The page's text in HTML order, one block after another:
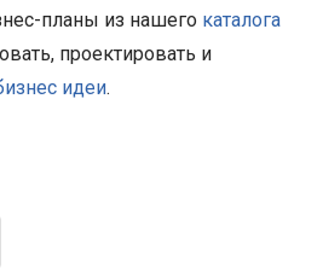
планы из нашего каталога
проектировать и
идеи.